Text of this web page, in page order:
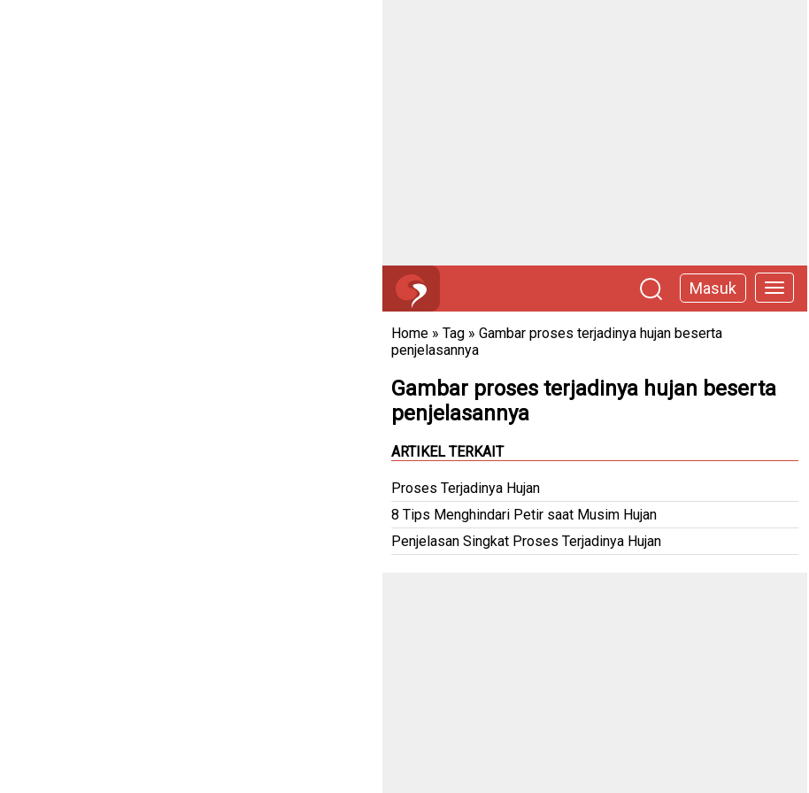
Masuk
Home » Tag » Gambar proses terjadinya hujan beserta
penjelasannya
Gambar proses terjadinya hujan beserta
penjelasannya
ARTIKEL TERKAIT
Proses Terjadinya Hujan
8 Tips Menghindari Petir saat Musim Hujan
Penjelasan Singkat Proses Terjadinya Hujan